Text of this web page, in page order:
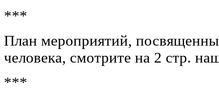
***
План мероприятий,
человека, смотрите на 2 стр.
***